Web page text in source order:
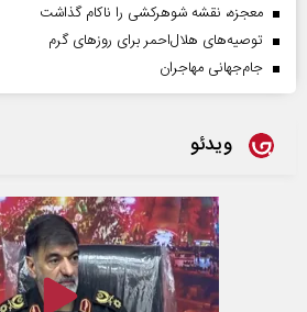
معجزه، نقشه شوهرکشی را ناکام گذاشت
توصیه‌های هلال‌احمر برای روز‌های گرم
جام‌جهانی مهاجران
ویدئو